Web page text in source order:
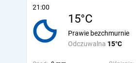
21:00
15°C
Odczuwalna 15°C
Prawie bezchmurnie